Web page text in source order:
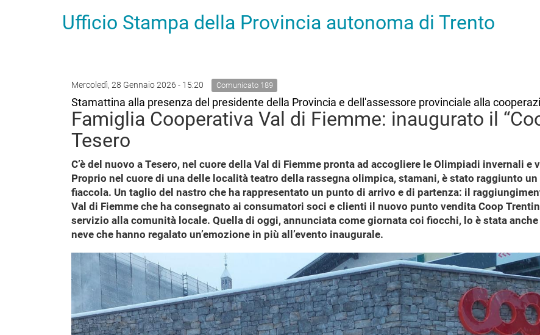
Ufficio Stampa della Provincia autonoma di Trento
Mercoledì, 28 Gennaio 2026 - 15:20 Comunicato 189
Stamattina alla presenza del presidente della Provincia e dell'assessore provinciale alla
Famiglia Cooperativa Val di Fiemme: inaugurato il
Tesero
C’è del nuovo a Tesero, nel cuore della Val di Fiemme pronta ad accogliere le Olimpiadi invernali
Proprio nel cuore di una delle località teatro della rassegna olimpica, stamani, è stato raggiunto
fiaccola. Un taglio del nastro che ha rappresentato un punto di arrivo e di partenza: il
Val di Fiemme che ha consegnato ai consumatori soci e clienti il nuovo punto vendita Coop
servizio alla comunità locale. Quella di oggi, annunciata come giornata coi fiocchi, lo è stata
neve che hanno regalato un’emozione in più all’evento inaugurale.